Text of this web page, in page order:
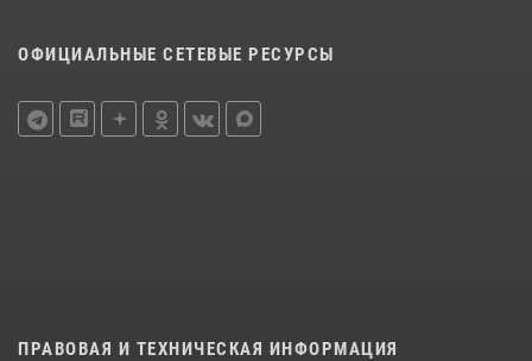
ОФИЦИАЛЬНЫЕ СЕТЕВЫЕ РЕСУРСЫ
ПРАВОВАЯ И ТЕХНИЧЕСКАЯ ИНФОРМАЦИЯ